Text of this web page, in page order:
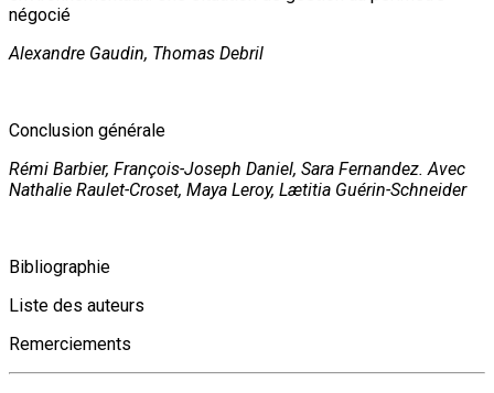
négocié
Alexandre Gaudin, Thomas Debril
Conclusion générale
Rémi Barbier, François-Joseph Daniel, Sara Fernandez. Avec
Nathalie Raulet-Croset, Maya Leroy, Lætitia Guérin-Schneider
Bibliographie
Liste des auteurs
Remerciements